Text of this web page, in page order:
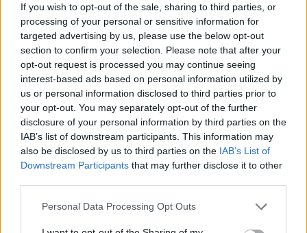
If you wish to opt-out of the sale, sharing to third parties, or
processing of your personal or sensitive information for
targeted advertising by us, please use the below opt-out
section to confirm your selection. Please note that after your
opt-out request is processed you may continue seeing
interest-based ads based on personal information utilized by
us or personal information disclosed to third parties prior to
your opt-out. You may separately opt-out of the further
disclosure of your personal information by third parties on the
IAB’s list of downstream participants. This information may
also be disclosed by us to third parties on the IAB’s List of
Downstream Participants that may further disclose it to other
Personal Data Processing Opt Outs
candidații PSD și PNL
*Șoc în Olt: clanul lui Paul Stănescu pierde
Primăria Slatina! Mario De Mezzo (PNL) l-a
învins pe „fiul vitreg” al baronului PSD
*Proces răsunător în Austria: șpăgi de 14
milioane de euro către Adrian Năstase și câțiva
miniștri ai săi!
Cel mai mare deficit bugetar din istorie: în
aprilie am ajuns la – 2,71% din PIB, după numai